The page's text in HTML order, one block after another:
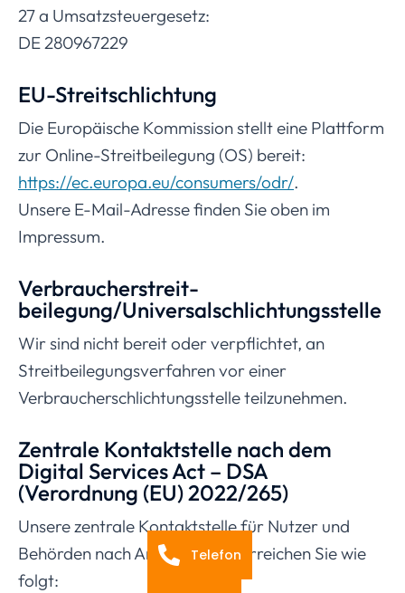
27 a Umsatzsteuergesetz:
DE 280967229
EU-Streitschlichtung
Die Europäische Kommission stellt eine Plattform
zur Online-Streitbeilegung (OS) bereit:
https://ec.europa.eu/consumers/odr/.
Unsere E-Mail-Adresse finden Sie oben im
Impressum.
Verbraucher­streit­
beilegung/Universal­schlichtungs­stelle
Wir sind nicht bereit oder verpflichtet, an
Streitbeilegungsverfahren vor einer
Verbraucherschlichtungsstelle teilzunehmen.
Zentrale Kontaktstelle nach dem
Digital Services Act – DSA
(Verordnung (EU) 2022/265)
Unsere zentrale Kontaktstelle für Nutzer und
Behörden nach Art. 11, 12 DSA erreichen Sie wie
folgt:
Telefon